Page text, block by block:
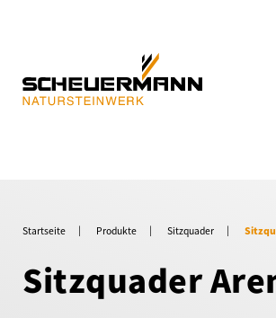
Startseite Produkte Sitzquader
Sitzquader